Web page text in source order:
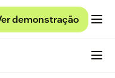
demonstração